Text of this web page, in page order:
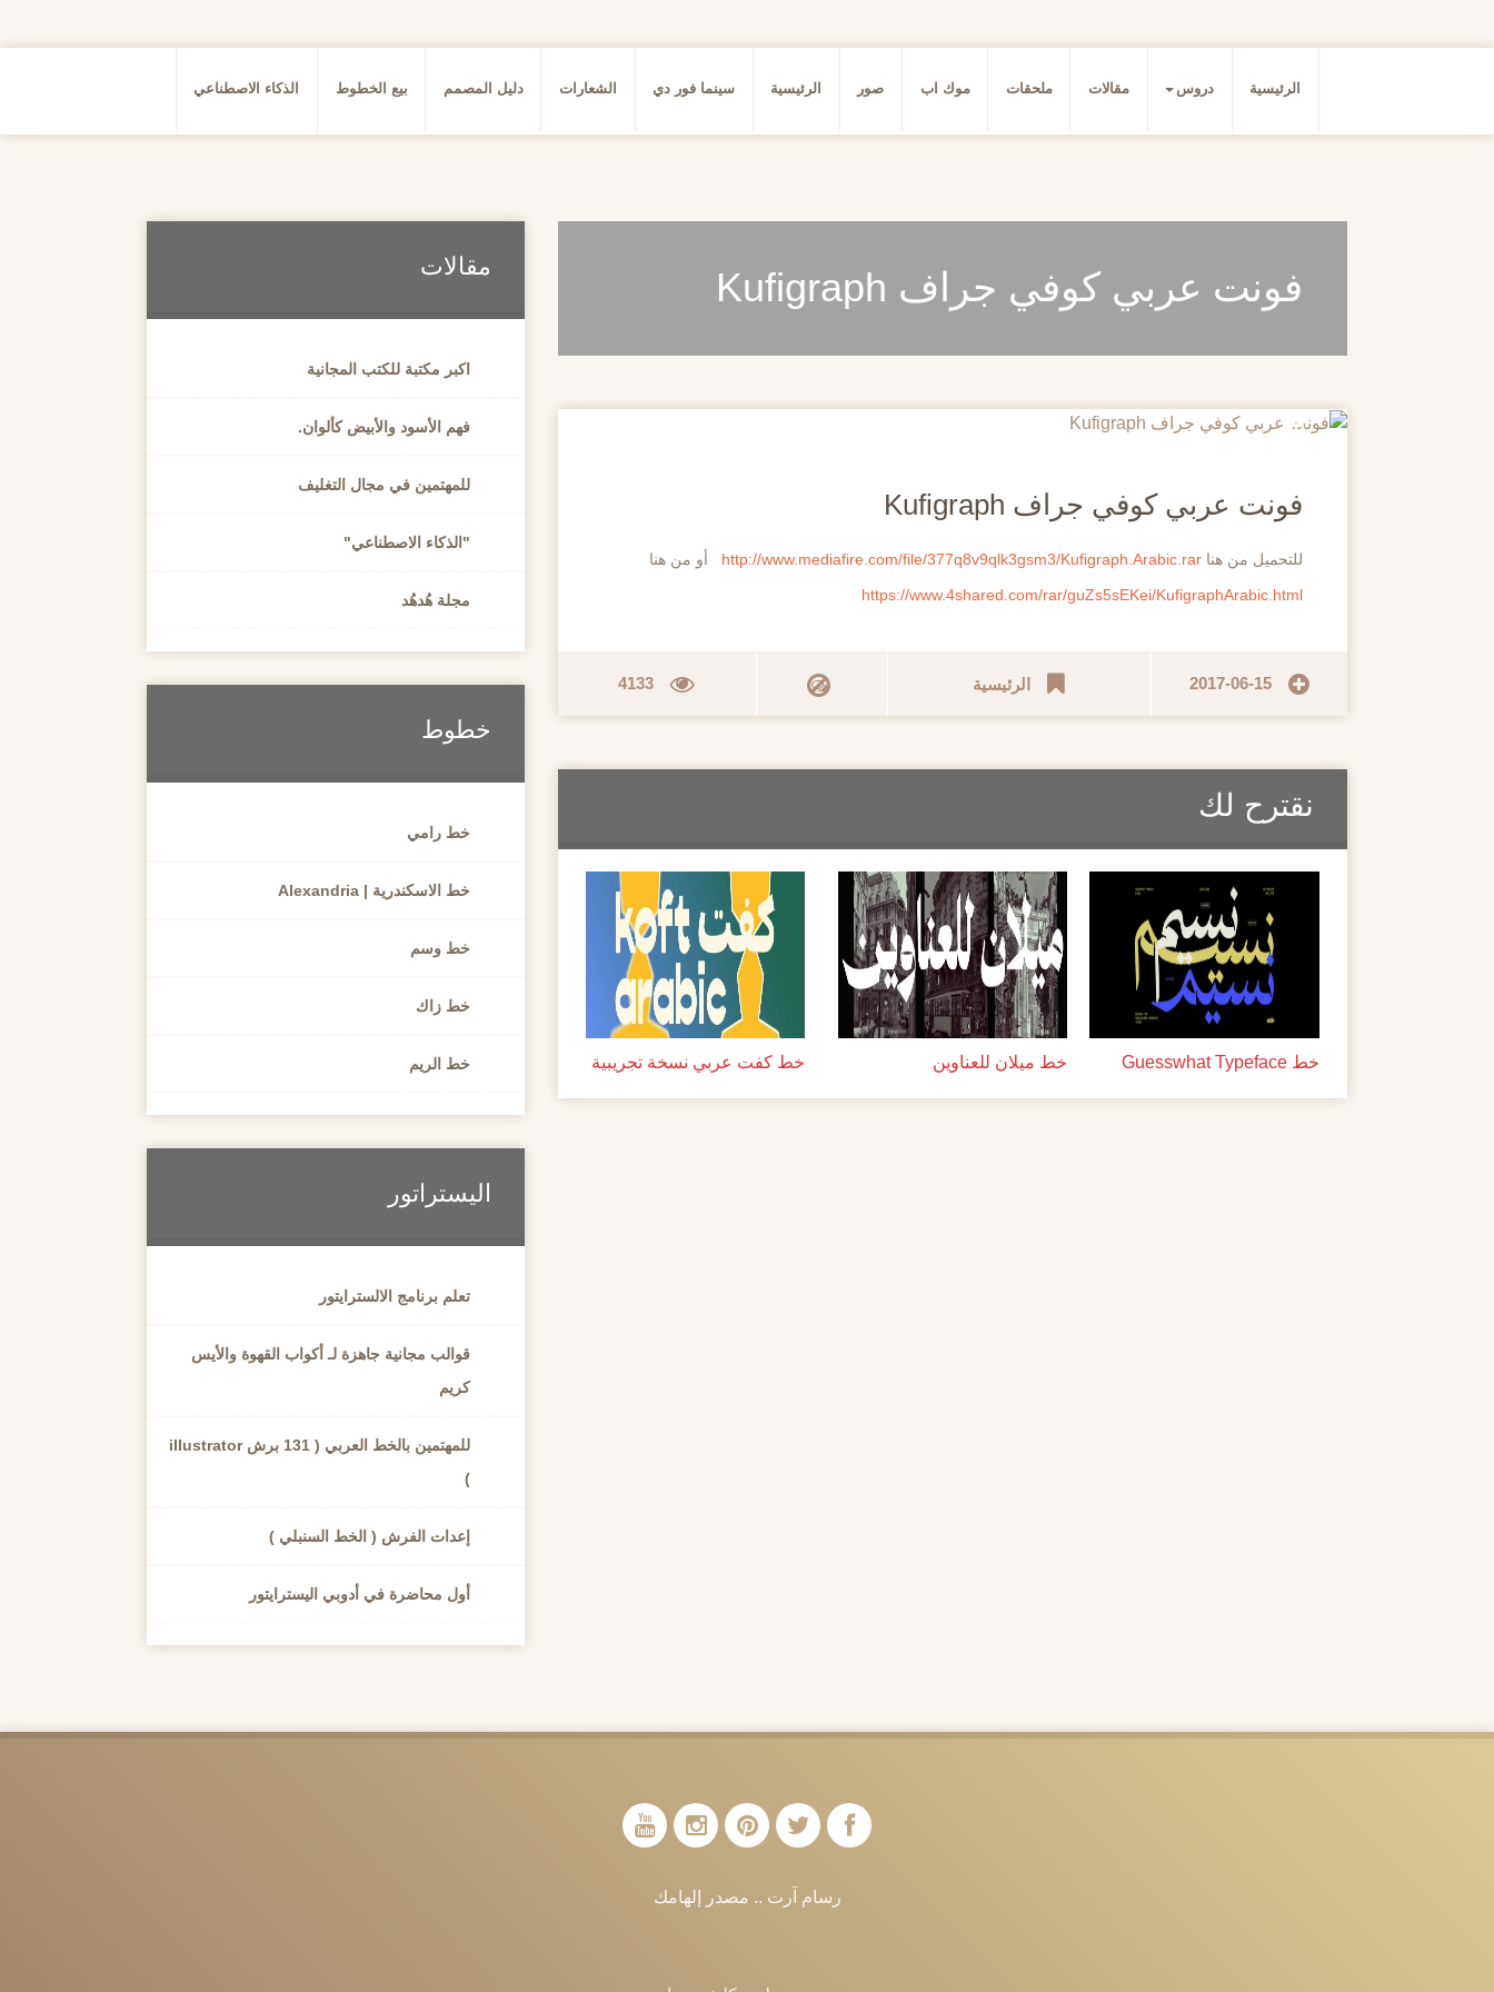
الرئيسية دروس مقالات ملحقات موك اب صور الرئيسية سينما فور دي الشعارات دليل المصمم بيع الخطوط الذكاء الاصطناعي
فونت عربي كوفي جراف Kufigraph
20
فونت عربي كوفي جراف Kufigraph
للتحميل من هنا http://www.mediafire.com/file/377q8v9qlk3gsm3/Kufigraph.Arabic.rar أو من هنا
https://www.4shared.com/rar/guZs5sEKei/KufigraphArabic.html
2017-06-15 الرئيسية 4133
نقترح لك
خط Guesswhat Typeface خط ميلان للعناوين خط كفت عربي نسخة تجريبية
مقالات
اكبر مكتبة للكتب المجانية
فهم الأسود والأبيض كألوان.
للمهتمين في مجال التغليف
"الذكاء الاصطناعي"
مجلة هُدهُد
خطوط
خط رامي
خط الاسكندرية | Alexandria
خط وسم
خط زاك
خط الريم
اليستراتور
تعلم برنامج الالسترايتور
قوالب مجانية جاهزة لـ أكواب القهوة والأيس
كريم
للمهتمين بالخط العربي ( 131 برش illustrator
)
إعدات الفرش ( الخط السنبلي )
أول محاضرة في أدوبي اليسترايتور
رسام آرت .. مصدر إلهامك